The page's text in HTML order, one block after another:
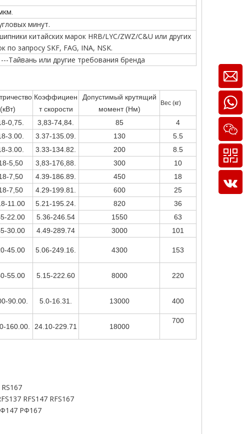
минут.
китайских марок HRB/LYC/ZWZ/C&U или других
по запросу SKF, FAG, INA, NSK.
Тайвань или другие требования бренда
(кВт)
Коэффициен
т скорости
Допустимый крутящий
момент (Нм)
Вес (кг)
0,75. 3,83-74,84. 85
4
3.00. 3.37-135.09. 130
5.5
3.00. 3.33-134.82. 200
8.5
5,50 3,83-176,88. 300
10
7,50 4.39-186.89. 450
18
7,50 4.29-199.81. 600
25
11.00 5.21-195.24. 820
36
22.00 5.36-246.54 1550
63
30.00 4.49-289.74 3000
101
45.00 5.06-249.16. 4300 153
55.00 5.15-222.60 8000 220
90.00. 5.0-16.31. 13000 400
160.00. 24.10-229.71 18000
700
RFS147 RFS167
РФ167